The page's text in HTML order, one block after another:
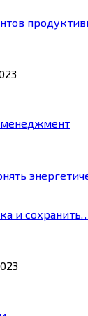
и сохранить…